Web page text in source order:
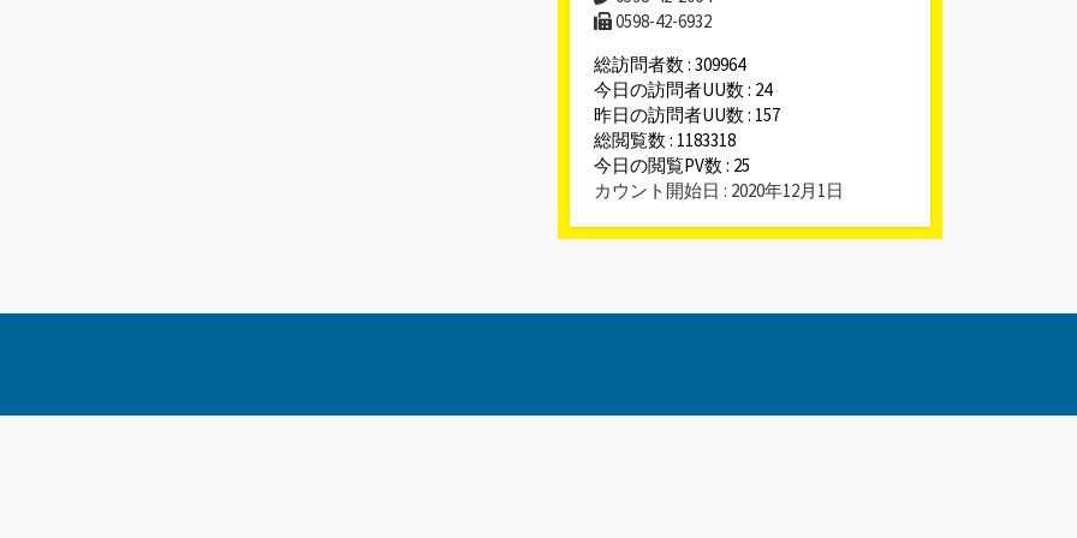
0598-42-6932
総訪問者数 : 309964
今日の訪問者UU数 : 24
昨日の訪問者UU数 : 157
総閲覧数 : 1183318
今日の閲覧PV数 : 25
カウント開始日 : 2020年12月1日